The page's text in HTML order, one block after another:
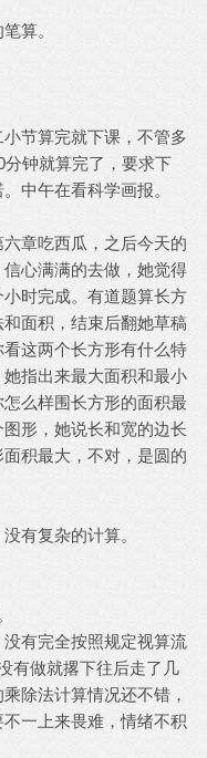
算。
节算完就下课，不管多
钟就算完了，要求下
中午在看科学画报。
章吃西瓜，之后今天的
心满满的去做，她觉得
时完成。有道题算长方
面积，结束后翻她草稿
这两个长方形有什么特
指出来最大面积和最小
么样围长方形的面积最
形，她说长和宽的边长
积最大，不对，是圆的
有复杂的计算。
有完全按照规定视算流
有做就撂下往后走了几
除法计算情况还不错，
一上来畏难，情绪不积